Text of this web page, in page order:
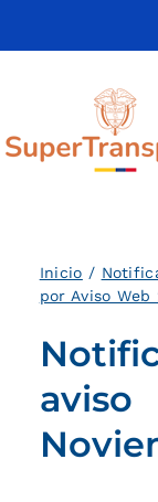
Inicio /
por Aviso Web
aviso